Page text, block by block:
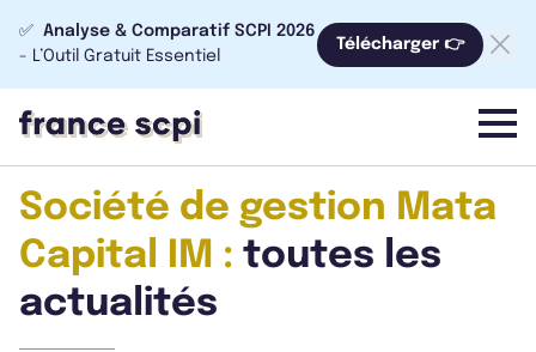
✅ Analyse & Comparatif SCPI 2026
- L’Outil Gratuit Essentiel
Télécharger 👉
menu
Société de gestion Mata
Capital IM : toutes les
actualités